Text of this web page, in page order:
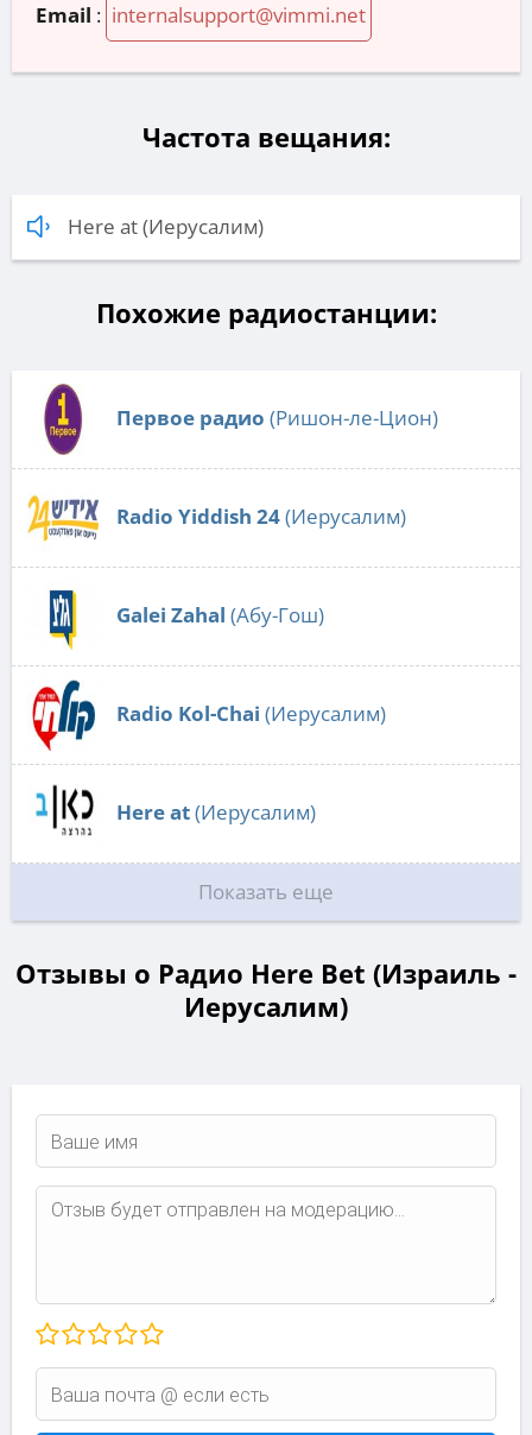
Email : internalsupport@vimmi.net
Частота вещания:
Here at (Иерусалим)
Похожие радиостанции:
Первое радио (Ришон-ле-Цион)
Radio Yiddish 24(Иерусалим)
Galei Zahal (Абу-Гош)
Radio Kol-Chai (Иерусалим)
Here at(Иерусалим)
Показать еще
Отзывы о Радио Here Bet (Израиль -
Иерусалим)